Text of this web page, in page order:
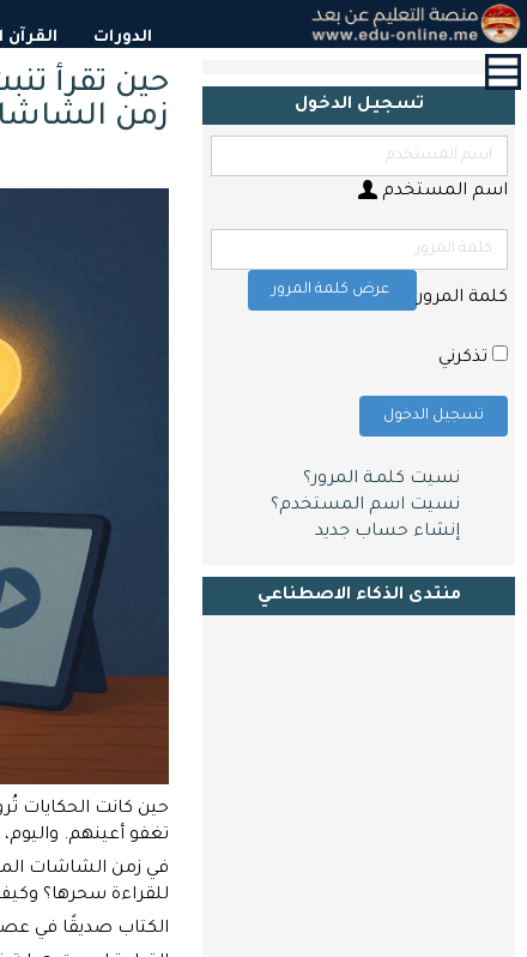
القائمة
الرئيسية
القرآن
الكريم
التحفيظ
التعليم
أبحاث
الدورات
تسجيل الدخول
اسم المستخدم
كلمة المرور عرض كلمة المرور
تذكرني
تسجيل الدخول
نسيت كلمـة المرور؟
نسيت اسم المستخدم؟
إنشاء حساب جديد
منتدى الذكاء الاصطناعي
حين تقرأ
زمن
حين كانت الحكايات
تغفو أعينهم. واليوم،
في زمن الشاشات
للقراءة سحرها؟
الكتاب صديقًا في